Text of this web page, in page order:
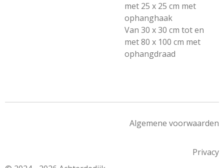
met 25 x 25 cm met
ophanghaak
Van 30 x 30 cm tot en
met 80 x 100 cm met
ophangdraad
Algemene voorwaarden
Privacy